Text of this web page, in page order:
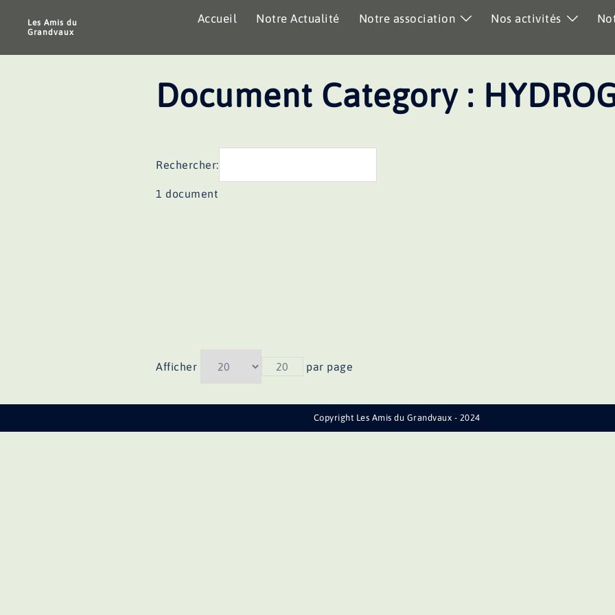
Les Amis du
Grandvaux
Accueil Notre Actualité Notre association Nos activités
Document Category :
Rechercher:
1 document
Afficher 20 par page
Copyright Les Amis du Grandvaux - 2024